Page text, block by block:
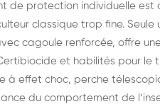
de protection individuelle
classique trop fine.
cagoule renforcée, offre
et habilités pour le
à effet choc, perche
du comportement de